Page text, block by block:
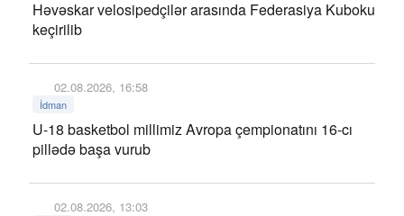
Həvəskar velosipedçilər arasında Federasiya Kuboku
keçirilib
02.08.2026, 16:58
İdman
U-18 basketbol millimiz Avropa çempionatını 16-cı
pillədə başa vurub
02.08.2026, 13:03